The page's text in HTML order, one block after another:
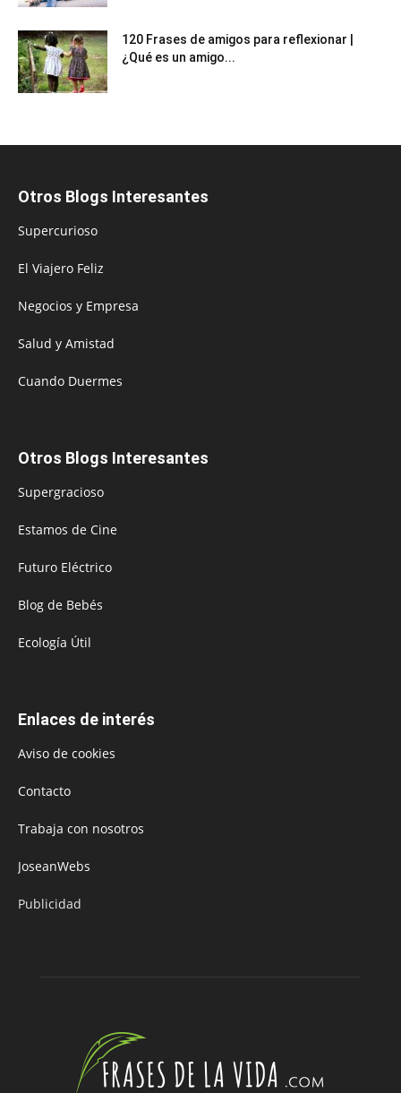
120 Frases de amigos para reflexionar |
¿Qué es un amigo...
Otros Blogs Interesantes
Supercurioso
El Viajero Feliz
Negocios y Empresa
Salud y Amistad
Cuando Duermes
Otros Blogs Interesantes
Supergracioso
Estamos de Cine
Futuro Eléctrico
Blog de Bebés
Ecología Útil
Enlaces de interés
Aviso de cookies
Contacto
Trabaja con nosotros
JoseanWebs
Publicidad